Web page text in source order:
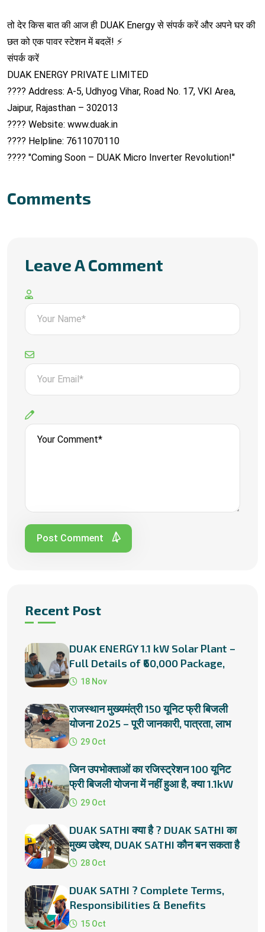
तो देर किस बात की आज ही DUAK Energy से संपर्क करें और अपने घर की
छत को एक पावर स्टेशन में बदलें! ⚡
संपर्क करें
DUAK ENERGY PRIVATE LIMITED
???? Address: A-5, Udhyog Vihar, Road No. 17, VKI Area,
Jaipur, Rajasthan – 302013
???? Website: www.duak.in
???? Helpline: 7611070110
???? "Coming Soon – DUAK Micro Inverter Revolution!"
Comments
Leave A Comment
Post Comment
Recent Post
DUAK ENERGY 1.1 kW Solar Plant –
Full Details of ₹60,000 Package,
Subsidies & Installation
18 Nov
राजस्थान मुख्यमंत्री 150 यूनिट फ्री बिजली
योजना 2025 – पूरी जानकारी, पात्रता, लाभ
और प्रक्रिया
29 Oct
जिन उपभोक्ताओं का रजिस्ट्रेशन 100 यूनिट
फ्री बिजली योजना में नहीं हुआ है, क्या 1.1kW
सोलर प्लांट लगाना
29 Oct
DUAK SATHI क्या है ? DUAK SATHI का
मुख्य उद्देश्य, DUAK SATHI कौन बन सकता है
?
28 Oct
DUAK SATHI ? Complete Terms,
Responsibilities & Benefits
15 Oct